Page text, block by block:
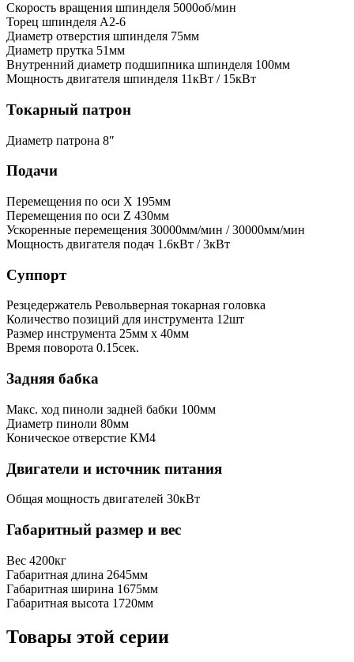
Скорость вращения шпинделя 5000об/мин
Торец шпинделя A2-6
Диаметр отверстия шпинделя 75мм
Диаметр прутка 51мм
Внутренний диаметр подшипника шпинделя 100мм
Мощность двигателя шпинделя 11кВт / 15кВт
Токарный патрон
Диаметр патрона 8″
Подачи
Перемещения по оси X 195мм
Перемещения по оси Z 430мм
Ускоренные перемещения 30000мм/мин / 30000мм/мин
Мощность двигателя подач 1.6кВт / 3кВт
Суппорт
Резцедержатель Револьверная токарная головка
Количество позиций для инструмента 12шт
Размер инструмента 25мм х 40мм
Время поворота 0.15сек.
Задняя бабка
Макс. ход пиноли задней бабки 100мм
Диаметр пиноли 80мм
Коническое отверстие КМ4
Двигатели и источник питания
Общая мощность двигателей 30кВт
Габаритный размер и вес
Вес 4200кг
Габаритная длина 2645мм
Габаритная ширина 1675мм
Габаритная высота 1720мм
Товары этой серии